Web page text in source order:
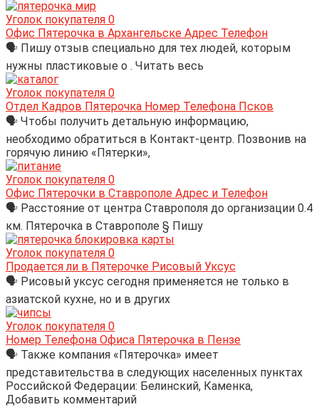
Уголок покупателя 0
Офис Пятерочка в Архангельске Адрес Телефон
🗣 Пишу отзыв специально для тех людей, которым
нужны пластиковые о . Читать весь
Уголок покупателя 0
Отдел Кадров Пятерочка Номер Телефона Псков
🗣 Чтобы получить детальную информацию,
необходимо обратиться в Контакт-центр. Позвонив на
горячую линию «Пятерки»,
Уголок покупателя 0
Офис Пятерочки в Ставрополе Адрес и Телефон
🗣 Расстояние от центра Ставрополя до организации 0.4
км. Пятерочка в Ставрополе § Пишу
Уголок покупателя 0
Продается ли в Пятерочке Рисовый Уксус
🗣 Рисовый уксус сегодня применяется не только в
азиатской кухне, но и в других
Уголок покупателя 0
Номер Телефона Офиса Пятерочка в Пензе
🗣 Также компания «Пятерочка» имеет
представительства в следующих населенных пунктах
Российской Федерации: Белинский, Каменка,
Добавить комментарий